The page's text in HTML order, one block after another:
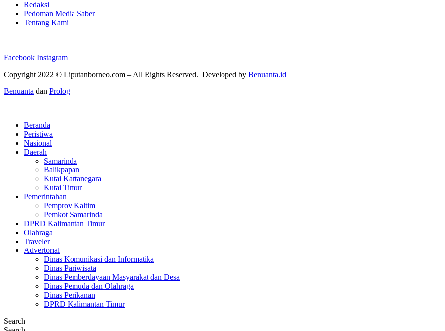
Redaksi
Pedoman Media Saber
Tentang Kami
Facebook Instagram
Copyright 2022 © Liputanborneo.com – All Rights Reserved. Developed by Benuanta.id
Benuanta dan Prolog
Beranda
Peristiwa
Nasional
Daerah
Samarinda
Balikpapan
Kutai Kartanegara
Kutai Timur
Pemerintahan
Pemprov Kaltim
Pemkot Samarinda
DPRD Kalimantan Timur
Olahraga
Traveler
Advertorial
Dinas Komunikasi dan Informatika
Dinas Pariwisata
Dinas Pemberdayaan Masyarakat dan Desa
Dinas Pemuda dan Olahraga
Dinas Perikanan
DPRD Kalimantan Timur
Search